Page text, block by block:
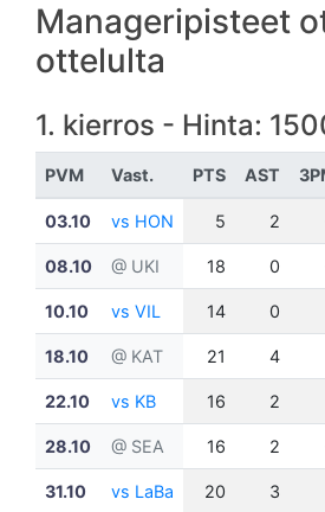
Manageripisteet
ottelulta
1. kierros - Hinta:
PVM Vast. PTS AST
03.10 vs HON 5 2
08.10 @ UKI 18 0
10.10 vs VIL 14 0
18.10 @ KAT 21 4
22.10 vs KB 16 2
28.10 @ SEA 16 2
31.10 vs LaBa 20 3